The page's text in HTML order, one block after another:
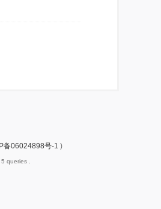
备06024898号-1 )
queries .